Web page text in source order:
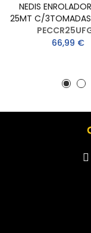
NEDIS
25MT C/
66,99 €